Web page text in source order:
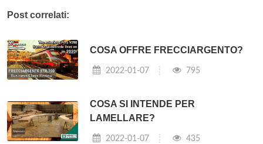
Post correlati:
COSA OFFRE FRECCIARGENTO?
2022-01-07 795
COSA SI INTENDE PER
LAMELLARE?
2022-01-07 435